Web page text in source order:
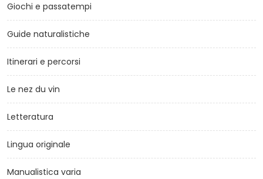
Giochi e passatempi
Guide naturalistiche
Itinerari e percorsi
Le nez du vin
Letteratura
Lingua originale
Manualistica varia